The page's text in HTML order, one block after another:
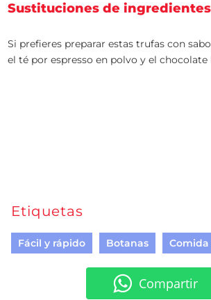
Sustituciones de ingredientes
Si prefieres preparar estas trufas con
el té por espresso en polvo y el
Etiquetas
Fácil y rápido Botanas
Compartir